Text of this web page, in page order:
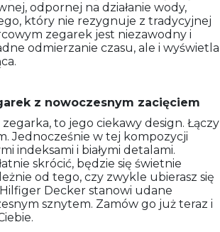
odpornej na działanie wody,
który nie rezygnuje z tradycyjnej
zegarek jest niezawodny i
odmierzanie czasu, ale i wyświetla
z nowoczesnym zacięciem
to jego ciekawy design. Łączy
Jednocześnie w tej kompozycji
indeksami i białymi detalami.
skrócić, będzie się świetnie
od tego, czy zwykle ubierasz się
Decker stanowi udane
sznytem. Zamów go już teraz i